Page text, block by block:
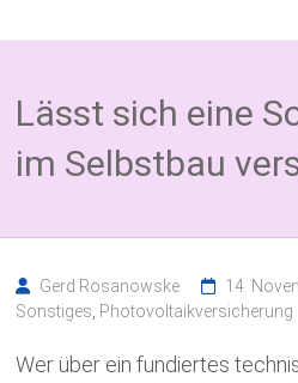
Inhalt
Wissenswertes
Thema
und
Versicherung
Lässt sich eine
im Selbstbau
Gerd Rosanowske 14.
Sonstiges Photovoltaikversicherung
Wer über ein fundiertes